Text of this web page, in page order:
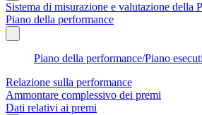
Sistema di misurazione e valutazione della
Piano della performance
Piano della performance/Piano
Relazione sulla performance
Ammontare complessivo dei premi
Dati relativi ai premi